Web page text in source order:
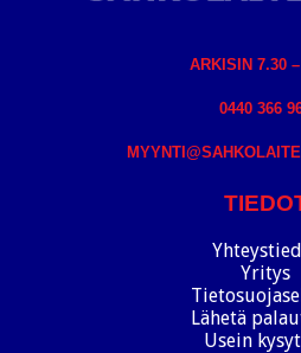
ARKISIN 7.30
0440 366
Yritys
Lähetä
Usein